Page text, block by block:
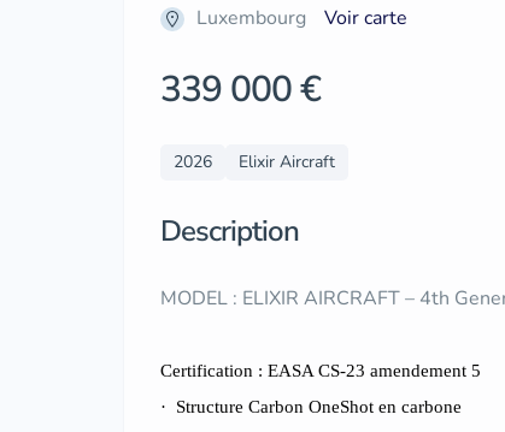
Luxembourg Voir carte
339 000 €
2026 Elixir Aircraft
Description
MODEL : ELIXIR AIRCRAFT – 4th
Certification : EASA CS-23 amendement 5
· Structure Carbon OneShot en carbone